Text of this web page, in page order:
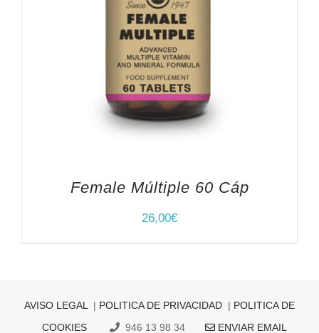
Female Múltiple 60 Cáp
26,00€
AVISO LEGAL | POLITICA DE PRIVACIDAD | POLITICA DE
COOKIES
946 13 98 34 ENVIAR EMAIL